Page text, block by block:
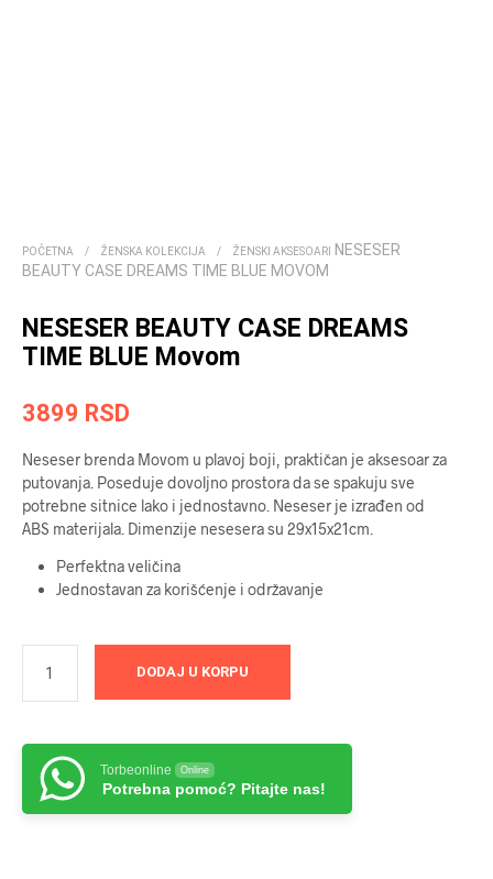
POČETNA / ŽENSKA KOLEKCIJA / ŽENSKI AKSESOARI
NESESER
BEAUTY CASE DREAMS TIME BLUE MOVOM
NESESER BEAUTY CASE DREAMS
TIME BLUE Movom
3899 RSD
Neseser brenda Movom u plavoj boji, praktičan je aksesoar za
putovanja. Poseduje dovoljno prostora da se spakuju sve
potrebne sitnice lako i jednostavno. Neseser je izrađen od
ABS materijala. Dimenzije nesesera su 29x15x21cm.
Perfektna veličina
Jednostavan za korišćenje i održavanje
DODAJ U KORPU
Torbeonline Online
Potrebna pomoć? Pitajte nas!